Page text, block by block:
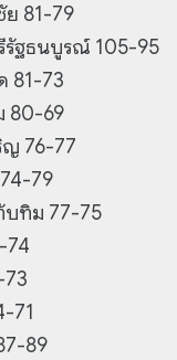
ย 81-79
รัฐธนบูรณ์ 105-95
81-73
80-69
ญ 76-77
79
บทิม 77-75
74
73
71
89